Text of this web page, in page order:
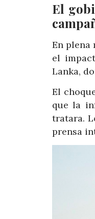
El
En plena
el
Lanka,
El
que la
tratara.
prensa